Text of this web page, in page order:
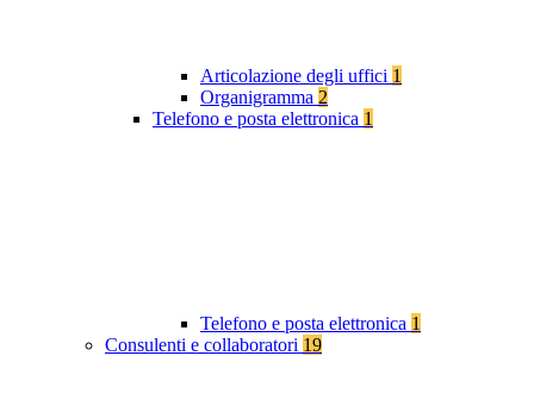
Articolazione degli uffici 1
Organigramma 2
Telefono e posta elettronica 1
Telefono e posta elettronica 1
Consulenti e collaboratori 19